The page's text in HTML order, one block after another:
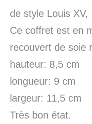
de style Louis XV,
Ce coffret est en
recouvert de soie
hauteur: 8,5 cm
longueur: 9 cm
largeur: 11,5 cm
Très bon état.